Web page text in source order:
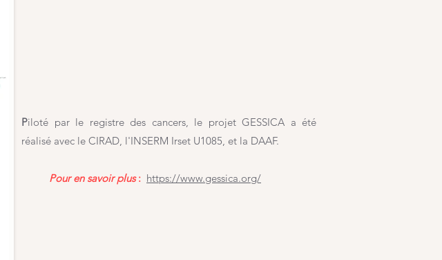
Piloté par le registre des cancers, le projet GESSICA a été
réalisé avec le CIRAD, l'INSERM Irset U1085, et la DAAF.
Pour en savoir plus: https://www.gessica.org/